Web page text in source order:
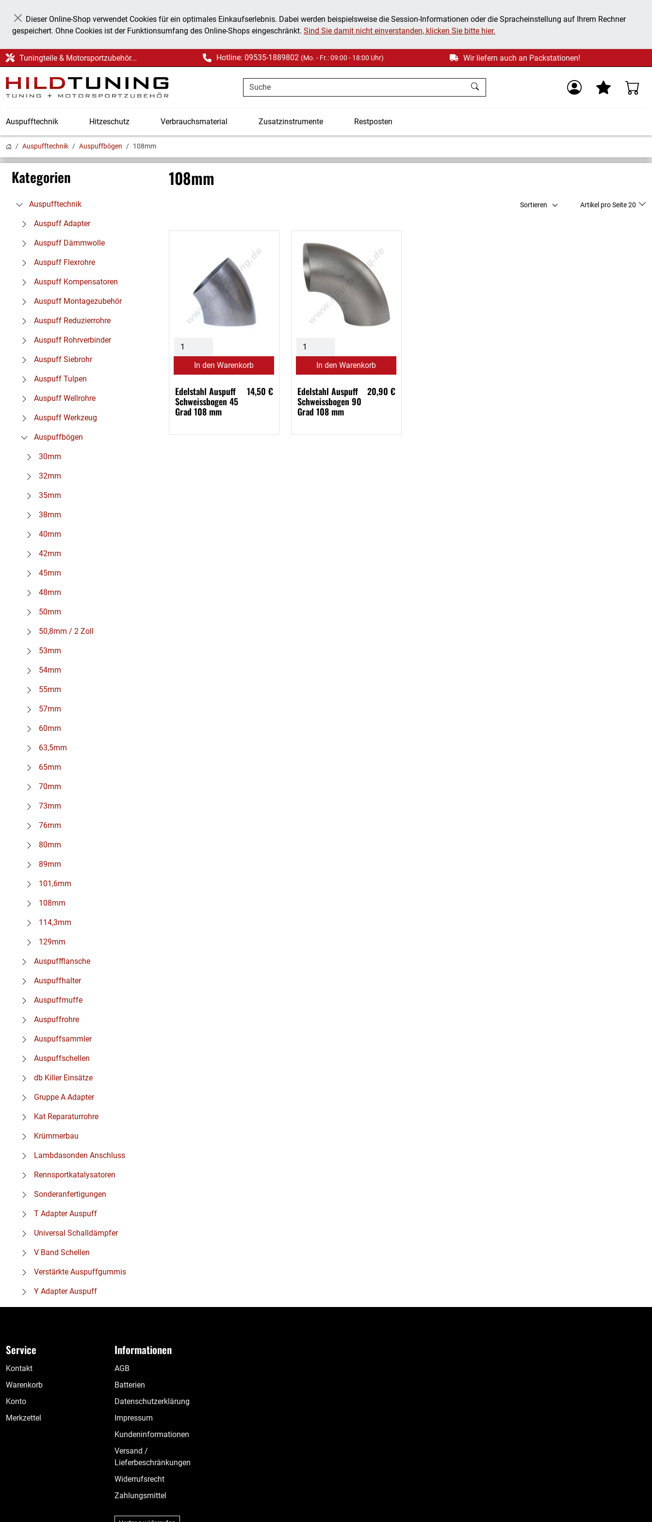
Schließen
Dieser Online-Shop verwendet Cookies für ein optimales Einkaufserlebnis. Dabei werden beispielsweise die Session-Informationen oder die Spracheinstellung auf Ihrem Rechner
gespeichert. Ohne Cookies ist der Funktionsumfang des Online-Shops eingeschränkt. Sind Sie damit nicht einverstanden, klicken Sie bitte hier.
Tuningteile & Motorsportzubehör... Hotline: 09535-1889802 (Mo. - Fr.: 09:00 - 18:00 Uhr) Wir liefern auch an Packstationen!
Suche
Auspufftechnik Hitzeschutz Verbrauchsmaterial Zusatzinstrumente Restposten
Auspufftechnik Auspuffbögen 108mm
Kategorien
Auspufftechnik
Auspuff Adapter
Auspuff Dämmwolle
Auspuff Flexrohre
Auspuff Kompensatoren
Auspuff Montagezubehör
Auspuff Reduzierrohre
Auspuff Rohrverbinder
Auspuff Siebrohr
Auspuff Tulpen
Auspuff Wellrohre
Auspuff Werkzeug
Auspuffbögen
30mm
32mm
35mm
38mm
40mm
42mm
45mm
48mm
50mm
50,8mm / 2 Zoll
53mm
54mm
55mm
57mm
60mm
63,5mm
65mm
70mm
73mm
76mm
80mm
89mm
101,6mm
108mm
114,3mm
129mm
Auspuffflansche
Auspuffhalter
Auspuffmuffe
Auspuffrohre
Auspuffsammler
Auspuffschellen
db Killer Einsätze
Gruppe A Adapter
Kat Reparaturrohre
Krümmerbau
Lambdasonden Anschluss
Rennsportkatalysatoren
Sonderanfertigungen
T Adapter Auspuff
Universal Schalldämpfer
V Band Schellen
Verstärkte Auspuffgummis
Y Adapter Auspuff
108mm
Sortieren Artikel pro Seite 20
In den Warenkorb
Edelstahl Auspuff
Schweissbogen 45
Grad 108 mm
14,50 €
In den Warenkorb
Edelstahl Auspuff
Schweissbogen 90
Grad 108 mm
20,90 €
Service
Kontakt
Warenkorb
Konto
Merkzettel
Informationen
AGB
Batterien
Datenschutzerklärung
Impressum
Kundeninformationen
Versand /
Lieferbeschränkungen
Widerrufsrecht
Zahlungsmittel